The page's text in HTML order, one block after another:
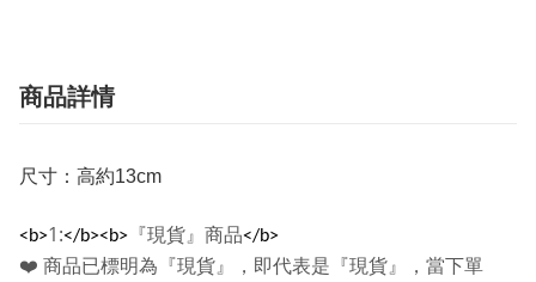
商品詳情
尺寸：高約13cm
<b>1:</b><b> 『現貨』商品</b>
❤️ 商品已標明為『現貨』，即代表是『現貨』，當下單